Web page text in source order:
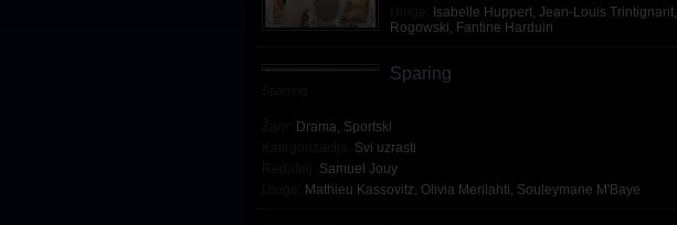
Isabelle Huppert, Jean-Louis Trintignant,
Rogowski, Fantine Harduin
Sparing
Drama, Sportski
Svi uzrasti
Samuel Jouy
Mathieu Kassovitz, Olivia Merilahti, Souleymane M'Baye